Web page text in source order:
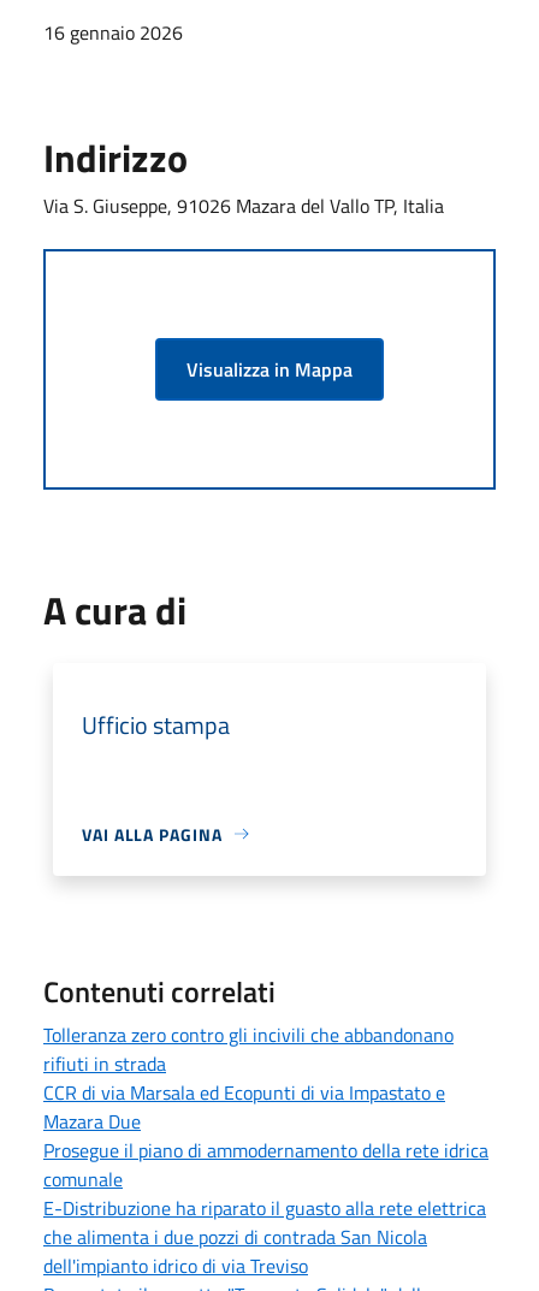
16 gennaio 2026
Indirizzo
Via S. Giuseppe, 91026 Mazara del Vallo TP, Italia
Visualizza in Mappa
A cura di
Ufficio stampa
VAI ALLA PAGINA
Contenuti correlati
Tolleranza zero contro gli incivili che abbandonano
rifiuti in strada
CCR di via Marsala ed Ecopunti di via Impastato e
Mazara Due
Prosegue il piano di ammodernamento della rete idrica
comunale
E-Distribuzione ha riparato il guasto alla rete elettrica
che alimenta i due pozzi di contrada San Nicola
dell'impianto idrico di via Treviso